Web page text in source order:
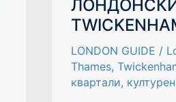
LONDON GUIDE /
Thames,
квартали,
КВАРТАЛ
TWICKENHAM